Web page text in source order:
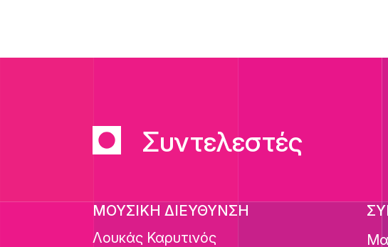
Συντελεστές
ΜΟΥΣΙΚΗ ΔΙΕΥΘΥΝΣΗ
Λουκάς Καρυτινός